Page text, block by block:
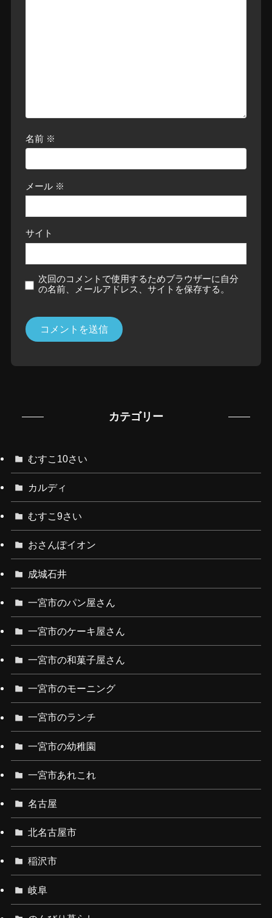
名前 ※
メール ※
サイト
次回のコメントで使用するためブラウザーに自分
の名前、メールアドレス、サイトを保存する。
カテゴリー
むすこ10さい
カルディ
むすこ9さい
おさんぽイオン
成城石井
一宮市のパン屋さん
一宮市のケーキ屋さん
一宮市の和菓子屋さん
一宮市のモーニング
一宮市のランチ
一宮市の幼稚園
一宮市あれこれ
名古屋
北名古屋市
稲沢市
岐阜